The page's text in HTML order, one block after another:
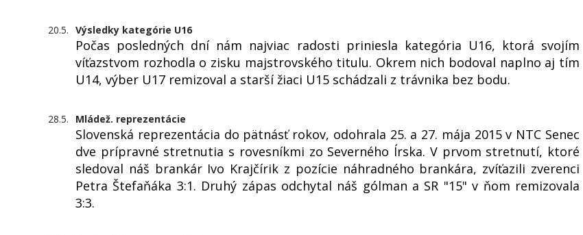
20.5. Výsledky kategórie U16
Počas posledných dní nám najviac radosti priniesla kategória U16, ktorá svojím
víťazstvom rozhodla o zisku majstrovského titulu. Okrem nich bodoval naplno aj tím
U14, výber U17 remizoval a starší žiaci U15 schádzali z trávnika bez bodu.
28.5. Mládež. reprezentácie
Slovenská reprezentácia do pätnásť rokov, odohrala 25. a 27. mája 2015 v NTC Senec
dve prípravné stretnutia s rovesníkmi zo Severného Írska. V prvom stretnutí, ktoré
sledoval náš brankár Ivo Krajčírik z pozície náhradného brankára, zvíťazili zverenci
Petra Štefaňáka 3:1. Druhý zápas odchytal náš gólman a SR "15" v ňom remizovala
3:3.